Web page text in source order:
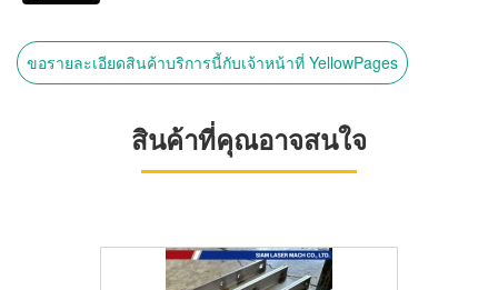
ขอรายละเอียดสินค้าบริการนี้กับเจ้าหน้าที่ YellowPages
สินค้าที่คุณอาจสนใจ